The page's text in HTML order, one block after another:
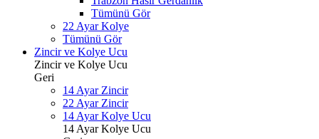
Tümünü Gör
22 Ayar Kolye
Tümünü Gör
Zincir ve Kolye Ucu
Zincir ve Kolye Ucu
Geri
14 Ayar Zincir
22 Ayar Zincir
14 Ayar Kolye Ucu
14 Ayar Kolye Ucu